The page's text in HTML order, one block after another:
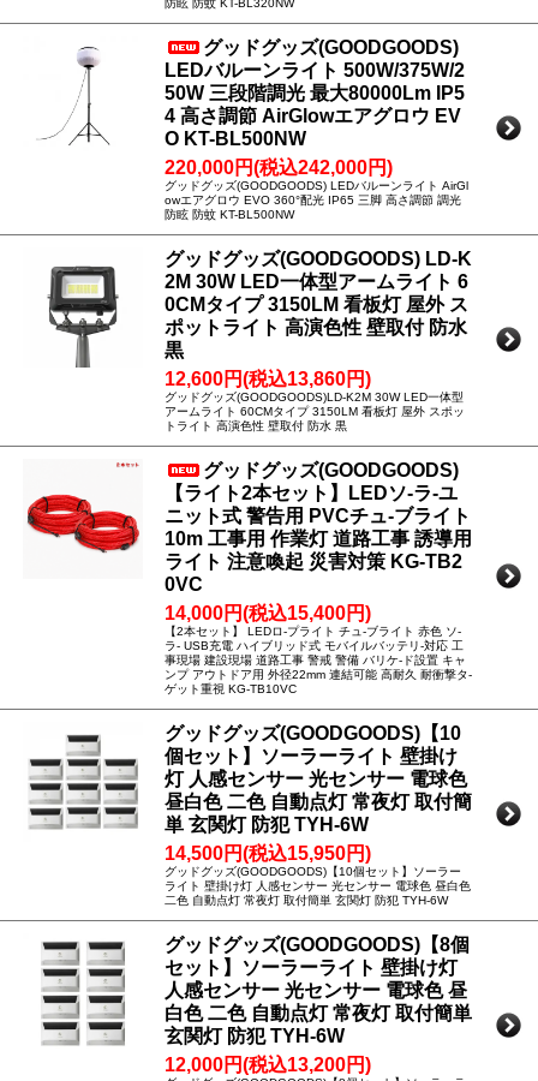
防眩 防蚊 KT-BL320NW
グッドグッズ(GOODGOODS)
LEDバルーンライト 500W/375W/2
50W 三段階調光 最大80000Lm IP5
4 高さ調節 AirGlowエアグロウ EV
O KT-BL500NW
220,000円(税込242,000円)
グッドグッズ(GOODGOODS) LEDバルーンライト AirGl
owエアグロウ EVO 360°配光 IP65 三脚 高さ調節 調光
防眩 防蚊 KT-BL500NW
グッドグッズ(GOODGOODS) LD-K
2M 30W LED一体型アームライト 6
0CMタイプ 3150LM 看板灯 屋外 ス
ポットライト 高演色性 壁取付 防水
黒
12,600円(税込13,860円)
グッドグッズ(GOODGOODS)LD-K2M 30W LED一体型
アームライト 60CMタイプ 3150LM 看板灯 屋外 スポッ
トライト 高演色性 壁取付 防水 黒
グッドグッズ(GOODGOODS)
【ライト2本セット】LEDソ-ラ-ユ
ニット式 警告用 PVCチュ-ブライト
10m 工事用 作業灯 道路工事 誘導用
ライト 注意喚起 災害対策 KG-TB2
0VC
14,000円(税込15,400円)
【2本セット】 LEDロ-プライト チュ-ブライト 赤色 ソ-
ラ- USB充電 ハイブリッド式 モバイルバッテリ-対応 工
事現場 建設現場 道路工事 警戒 警備 バリケ-ド設置 キャ
ンプ アウトドア用 外径22mm 連結可能 高耐久 耐衝撃タ-
ゲット重視 KG-TB10VC
グッドグッズ(GOODGOODS)【10
個セット】ソーラーライト 壁掛け
灯 人感センサー 光センサー 電球色
昼白色 二色 自動点灯 常夜灯 取付簡
単 玄関灯 防犯 TYH-6W
14,500円(税込15,950円)
グッドグッズ(GOODGOODS)【10個セット】ソーラー
ライト 壁掛け灯 人感センサー 光センサー 電球色 昼白色
二色 自動点灯 常夜灯 取付簡単 玄関灯 防犯 TYH-6W
グッドグッズ(GOODGOODS)【8個
セット】ソーラーライト 壁掛け灯
人感センサー 光センサー 電球色 昼
白色 二色 自動点灯 常夜灯 取付簡単
玄関灯 防犯 TYH-6W
12,000円(税込13,200円)